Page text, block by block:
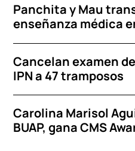
Panchita y Mau
enseñanza médica
Cancelan examen
IPN a 47 tramposos
Carolina Marisol
BUAP, gana CMS